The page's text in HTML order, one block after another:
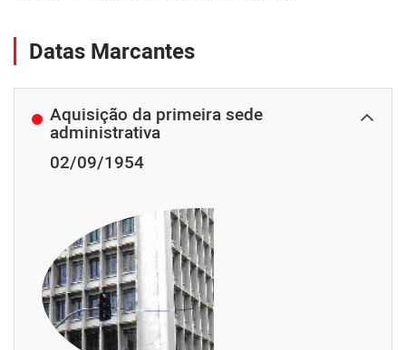
Datas Marcantes
Aquisição da primeira sede
administrativa
02/09/1954